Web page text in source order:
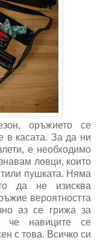
оръжието се
в касата. За да ни
е необходимо
ловци, които
пушката. Няма
да не изисква
вероятността
аз се грижа за
че навиците се
с това. Всичко си